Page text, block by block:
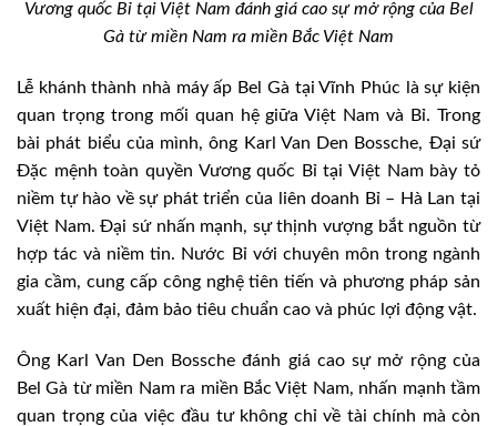
Vương quốc Bỉ tại Việt Nam đánh giá cao sự mở rộng của Bel
Gà từ miền Nam ra miền Bắc Việt Nam
Lễ khánh thành nhà máy ấp Bel Gà tại Vĩnh Phúc là sự kiện
quan trọng trong mối quan hệ giữa Việt Nam và Bỉ. Trong
bài phát biểu của mình, ông Karl Van Den Bossche, Đại sứ
Đặc mệnh toàn quyền Vương quốc Bỉ tại Việt Nam bày tỏ
niềm tự hào về sự phát triển của liên doanh Bỉ – Hà Lan tại
Việt Nam. Đại sứ nhấn mạnh, sự thịnh vượng bắt nguồn từ
hợp tác và niềm tin. Nước Bỉ với chuyên môn trong ngành
gia cầm, cung cấp công nghệ tiên tiến và phương pháp sản
xuất hiện đại, đảm bảo tiêu chuẩn cao và phúc lợi động vật.
Ông Karl Van Den Bossche đánh giá cao sự mở rộng của
Bel Gà từ miền Nam ra miền Bắc Việt Nam, nhấn mạnh tầm
quan trọng của việc đầu tư không chỉ về tài chính mà còn